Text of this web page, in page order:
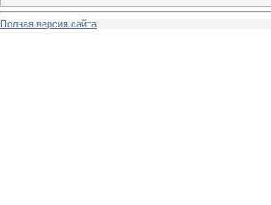
Полная версия сайта